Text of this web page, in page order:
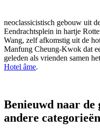
neoclassicistisch gebouw uit
Eendrachtsplein in hartje
Wang, zelf afkomstig uit de
Manfung Cheung-Kwok dat
geleden als vrienden samen
Hotel âme.
Benieuwd naar de
andere